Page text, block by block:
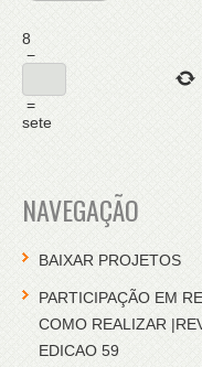
8
−
=
sete
NAVEGAÇÃO
BAIXAR PROJETOS
PARTICIPAÇÃO EM
COMO REALIZAR
EDICAO 59